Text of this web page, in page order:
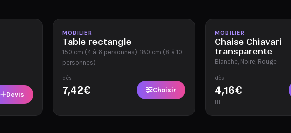
Devis
Disponible
MOBILIER
Table rectangle
150 cm (4 à 6 personnes), 180 cm (8 à 10
personnes)
dès
7,42€
HT
Choisir
Disponible
MOBILIER
Chaise Chiavari
transparente
Blanche, Noire, Rouge
dès
4,16€
HT